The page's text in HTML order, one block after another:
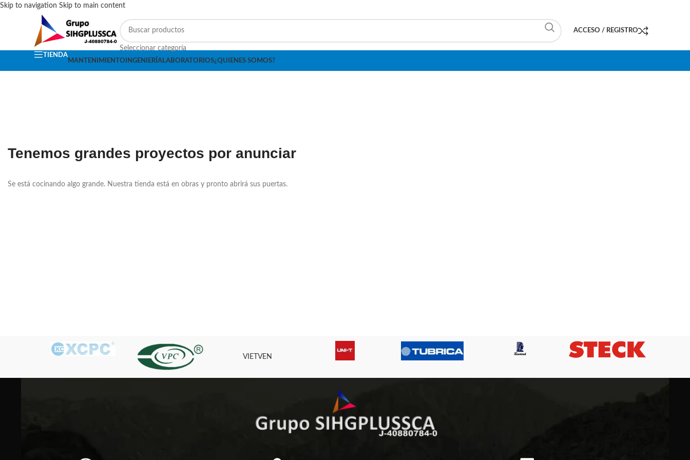
Skip to navigation Skip to main content
Seleccionar categoría
ACCESO / REGISTRO
TIENDA
MANTENIMIENTO INGENIERÍA LABORATORIOS¿QUIENES SOMOS?
Tenemos grandes proyectos por anunciar
Se está cocinando algo grande. Nuestra tienda está en obras y pronto abrirá sus puertas.
VIETVEN